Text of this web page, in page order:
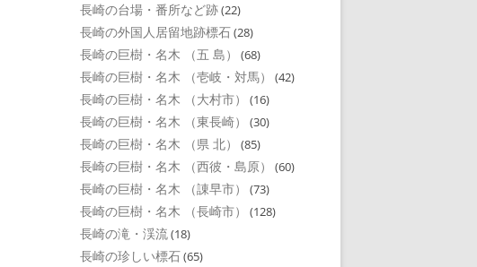
長崎の台場・番所など跡(22)
長崎の外国人居留地跡標石(28)
長崎の巨樹・名木 （五 島） (68)
長崎の巨樹・名木 （壱岐・対馬） (42)
長崎の巨樹・名木 （大村市） (16)
長崎の巨樹・名木 （東長崎） (30)
長崎の巨樹・名木 （県 北） (85)
長崎の巨樹・名木 （西彼・島原） (60)
長崎の巨樹・名木 （諌早市） (73)
長崎の巨樹・名木 （長崎市） (128)
長崎の滝・渓流(18)
長崎の珍しい標石(65)